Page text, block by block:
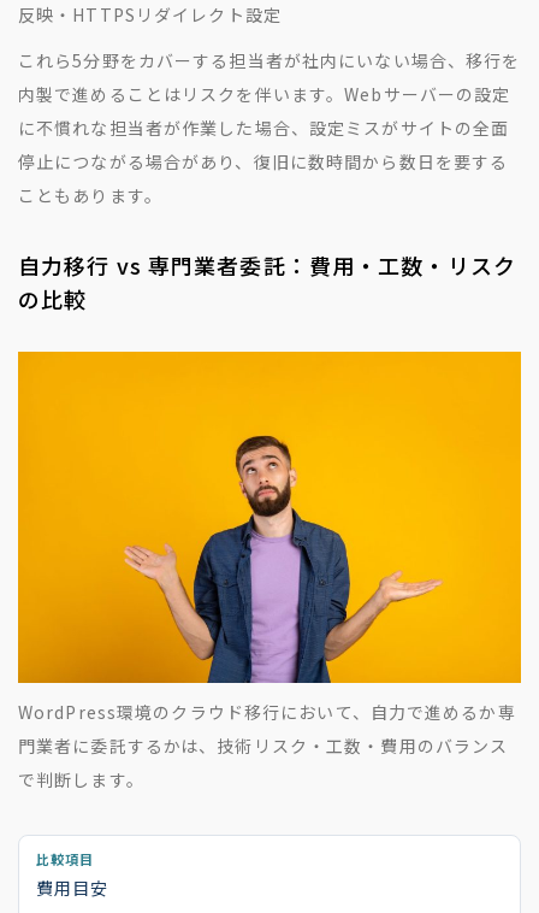
反映・HTTPSリダイレクト設定
これら5分野をカバーする担当者が社内にいない場合、移行を
内製で進めることはリスクを伴います。Webサーバーの設定
に不慣れな担当者が作業した場合、設定ミスがサイトの全面
停止につながる場合があり、復旧に数時間から数日を要する
こともあります。
自力移行 vs 専門業者委託：費用・工数・リスク
の比較
WordPress環境のクラウド移行において、自力で進めるか専
門業者に委託するかは、技術リスク・工数・費用のバランス
で判断します。
費用目安